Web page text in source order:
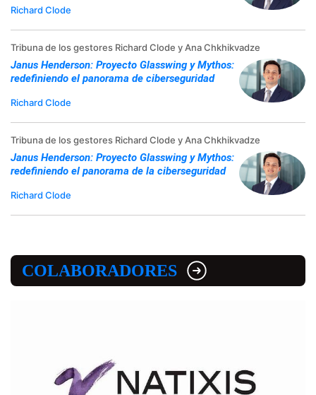
Richard Clode
Tribuna de los gestores Richard Clode y Ana Chkhikvadze
Janus Henderson: Proyecto Glasswing y Mythos:
redefiniendo el panorama de ciberseguridad
Richard Clode
Tribuna de los gestores Richard Clode y Ana Chkhikvadze
Janus Henderson: Proyecto Glasswing y Mythos:
redefiniendo el panorama de la ciberseguridad
Richard Clode
COLABORADORES